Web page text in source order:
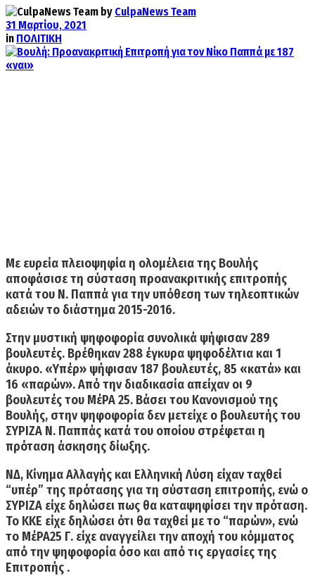
by CulpaNews Team
31 Μαρτίου, 2021
in ΠΟΛΙΤΙΚΗ
Με ευρεία πλειοψηφία η ολομέλεια της Βουλής
αποφάσισε τη σύσταση προανακριτικής επιτροπής
κατά του Ν. Παππά για την υπόθεση των τηλεοπτικών
αδειών το διάστημα 2015-2016.
Στην μυστική ψηφοφορία συνολικά ψήφισαν 289
βουλευτές. Βρέθηκαν 288 έγκυρα ψηφοδέλτια και 1
άκυρο. «Υπέρ» ψήφισαν 187 βουλευτές, 85 «κατά» και
16 «παρών».Από την διαδικασία απείχαν οι 9
βουλευτές του ΜέΡΑ 25. Βάσει του Κανονισμού της
Βουλής, στην ψηφοφορία δεν μετείχε ο βουλευτής του
ΣΥΡΙΖΑ Ν. Παππάς κατά του οποίου στρέφεται η
πρόταση άσκησης δίωξης.
ΝΔ, Κίνημα Αλλαγής και Ελληνική Λύση είχαν ταχθεί
“υπέρ” της πρότασης για τη σύσταση επιτροπής, ενώ ο
ΣΥΡΙΖΑ είχε δηλώσει πως θα καταψηφίσει την πρόταση.
Το ΚΚΕ είχε δηλώσει ότι θα ταχθεί με το “παρών», ενώ
το ΜέΡΑ25 Γ. είχε αναγγείλει την αποχή του κόμματος
από την ψηφοφορία όσο και από τις εργασίες της
Επιτροπής .